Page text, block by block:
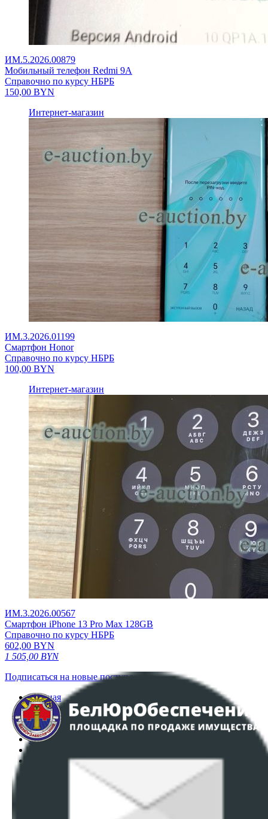
ИМ.5.2026.00879
Мобильный телефон Redmi 9A
Справочно по курсу НБРБ
150,00 BYN
Интернет-магазин
ИМ.3.2026.01199
Смартфон Honor
Справочно по курсу НБРБ
100,00 BYN
Интернет-магазин
ИМ.3.2026.00567
Смартфон iPhone 13 Pro Max 128GB
Справочно по курсу НБРБ
602,00 BYN
1 505,00 BYN
Подписаться на новые поступления
Главная
Аукционы
Интернет-магазин
Регламент организации и проведения торгов
Политика в отношении обработки персональных
ПОЛОЖЕНИЕ О ПОЛИТИКЕ ОБРАБОТКИ COOKIE-
Настройки cookie-файлов